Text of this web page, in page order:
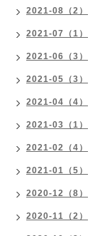
2021-08（2）
2021-07（1）
2021-06（3）
2021-05（3）
2021-04（4）
2021-03（1）
2021-02（4）
2021-01（5）
2020-12（8）
2020-11（2）